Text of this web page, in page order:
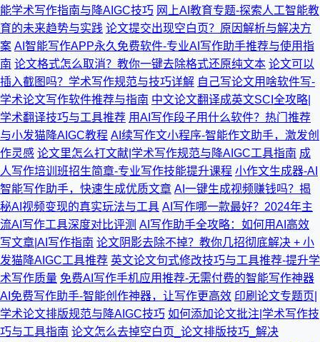
能学术写作指南与降AIGC技巧 网上AI教育专题-探索人工智能教
育的未来趋势与实践 论文提交出现空白页？原因解析与解决方
案 AI智能写作APP永久免费软件-专业AI写作助手推荐与使用指
南 论文格式怎么取消？教你一键去除格式还原纯文本 论文可以
插入截图吗？学术写作规范与技巧详解 自己写论文用啥软件写-
学术论文写作软件推荐与指南 中文论文翻译成英文SCI全攻略|
学术翻译技巧与工具推荐 用AI写作段子用什么软件？热门推荐
与小发猫降AIGC教程 AI续写作文小程序-智能作文助手，激发创
作灵感 论文里怎么打文献|学术写作规范与降AIGC工具指南 成
人写作培训班招生简章-专业写作技能提升课程 小作文生成器-AI
智能写作助手，快速生成优质文章 AI一键生成视频赚钱吗？揭
秘AI视频变现的真实玩法与工具 AI写作哪一款最好？2024年主
流AI写作工具深度对比评测 AI写作助手全攻略：如何用AI高效
写文章|AI写作指南 论文阴影去除不掉？教你几招彻底解决 + 小
发猫降AIGC工具推荐 英文论文句式修改技巧与工具推荐-提升学
术写作质量 免费AI写作手机应用推荐-无需付费的智能写作神器
AI免费写作助手-智能创作神器，让写作更高效 印刷论文专题页|
学术论文排版规范与降AIGC技巧 如何添加论文批注|学术写作技
巧与工具指南 论文怎么去掉空白页_论文排版技巧_解决